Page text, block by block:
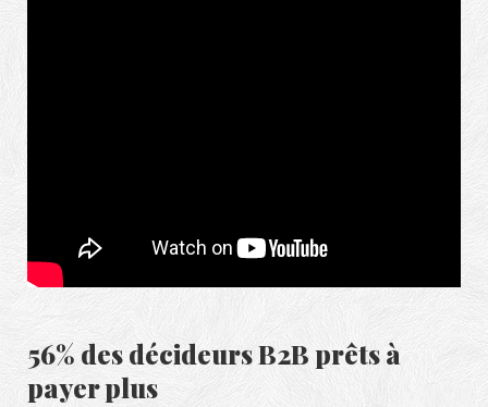
56% des décideurs B2B prêts à
payer plus